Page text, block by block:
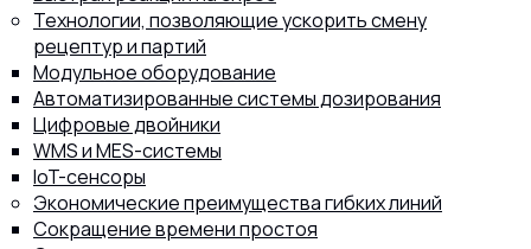
Технологии, позволяющие ускорить смену
рецептур и партий
Модульное оборудование
Автоматизированные системы дозирования
Цифровые двойники
WMS и MES-системы
IoT-сенсоры
Экономические преимущества гибких линий
Сокращение времени простоя